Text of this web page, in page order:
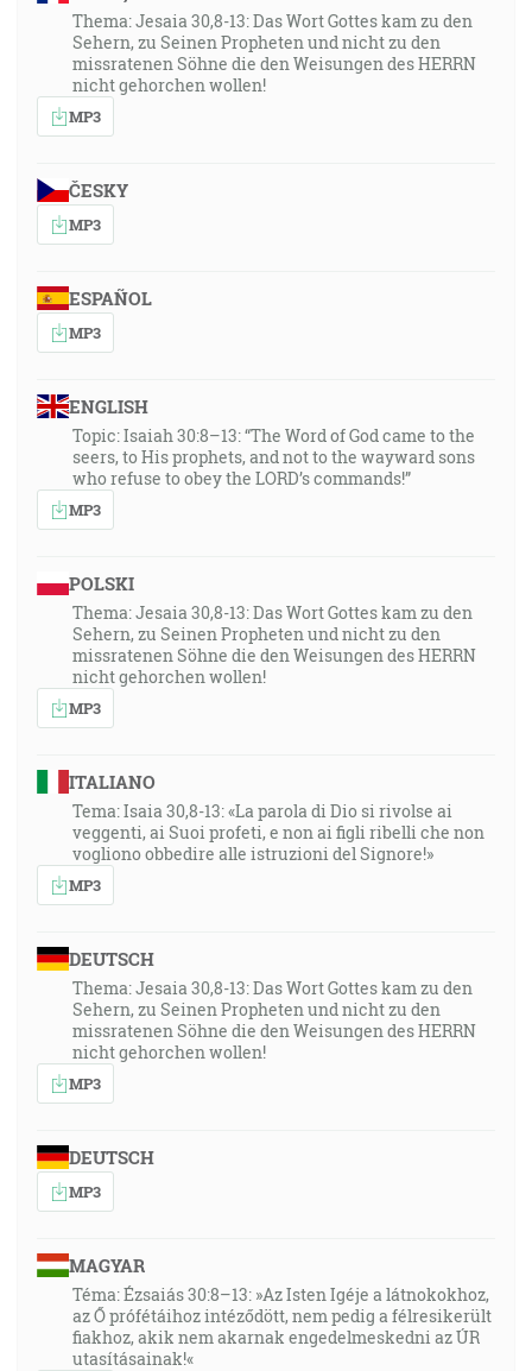
Thema: Jesaia 30,8-13: Das Wort Gottes kam zu den
Sehern, zu Seinen Propheten und nicht zu den
missratenen Söhne die den Weisungen des HERRN
nicht gehorchen wollen!
MP3
ČESKY
MP3
ESPAÑOL
MP3
ENGLISH
Topic: Isaiah 30:8–13: “The Word of God came to the
seers, to His prophets, and not to the wayward sons
who refuse to obey the LORD’s commands!”
MP3
POLSKI
Thema: Jesaia 30,8-13: Das Wort Gottes kam zu den
Sehern, zu Seinen Propheten und nicht zu den
missratenen Söhne die den Weisungen des HERRN
nicht gehorchen wollen!
MP3
ITALIANO
Tema: Isaia 30,8-13: «La parola di Dio si rivolse ai
veggenti, ai Suoi profeti, e non ai figli ribelli che non
vogliono obbedire alle istruzioni del Signore!»
MP3
DEUTSCH
Thema: Jesaia 30,8-13: Das Wort Gottes kam zu den
Sehern, zu Seinen Propheten und nicht zu den
missratenen Söhne die den Weisungen des HERRN
nicht gehorchen wollen!
MP3
DEUTSCH
MP3
MAGYAR
Téma: Ézsaiás 30:8–13: »Az Isten Igéje a látnokokhoz,
az Ő prófétáihoz intéződött, nem pedig a félresikerült
fiakhoz, akik nem akarnak engedelmeskedni az ÚR
utasításainak!«